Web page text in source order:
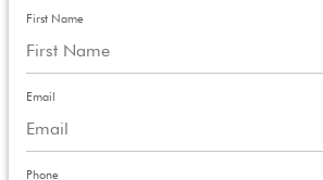
First Name
Email
Phone